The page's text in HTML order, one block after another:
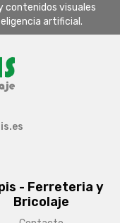
contenidos visuales
artificial.
- Ferreteria y
Bricolaje